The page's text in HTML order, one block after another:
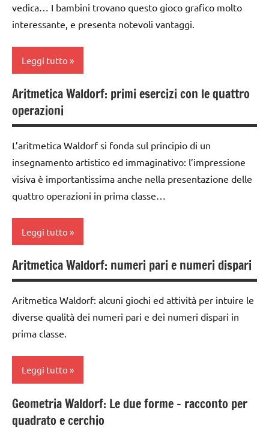
WALDORF
matematica
Waldorf
TUTTI GLI
PER ETA'
TUTTI GLI
vedica… I bambini trovano questo gioco grafico molto
interessante, e presenta notevoli vantaggi.
Leggi tutto
classe
2a
3a
classe
4a
classi
medie
GUIDA
DIDATTICA
MATEMATICA
matematica
Waldorf
tabelline
Aritmetica Waldorf: primi esercizi con le quattro
operazioni
L’aritmetica Waldorf si fonda sul principio di un
insegnamento artistico ed immaginativo: l’impressione
visiva è importantissima anche nella presentazione delle
quattro operazioni in prima classe…
Leggi tutto
addizione
1a
divisione
DIDATTICA
WALDORF
MATEMATICA
matematica
Aritmetica Waldorf: numeri pari e numeri dispari
Aritmetica Waldorf: alcuni giochi ed attività per intuire le
diverse qualità dei numeri pari e dei numeri dispari in
prima classe.
Leggi tutto
addizione
Geometria Waldorf: Le due forme – racconto per
quadrato e cerchio